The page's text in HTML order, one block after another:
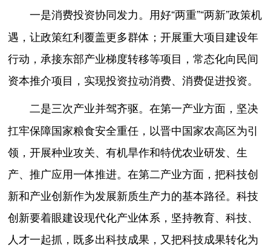
一是消费投资协同发力。 用好“两重”“两新”政策机
遇，让政策红利覆盖更多群体；开展重大项目建设年
行动，承接东部产业梯度转移等项目，常态化向民间
资本推介项目，实现投资拉动消费、消费促进投资。
二是三次产业并驾齐驱。在第一产业方面，坚决
扛牢保障国家粮食安全重任，以晋中国家农高区为引
领，开展种业攻关、有机旱作和特优农业研发、生
产、推广应用一体推进。在第二产业方面，把科技创
新和产业创新作为发展新质生产力的基本路径。科技
创新要着眼建设现代化产业体系，坚持教育、科技、
人才一起抓，既多出科技成果，又把科技成果转化为